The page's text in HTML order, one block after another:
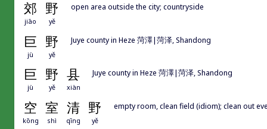
郊 野
jiāo yě
open area outside the city; countryside
巨 野
jù yě
Juye county in Heze 菏澤|菏泽, Shandong
巨 野 县
jù yě xiàn
Juye county in Heze 菏澤|菏泽, Shandong
空 室 清 野
kōng shì qīng yě
empty room, clean field (idiom); clean out